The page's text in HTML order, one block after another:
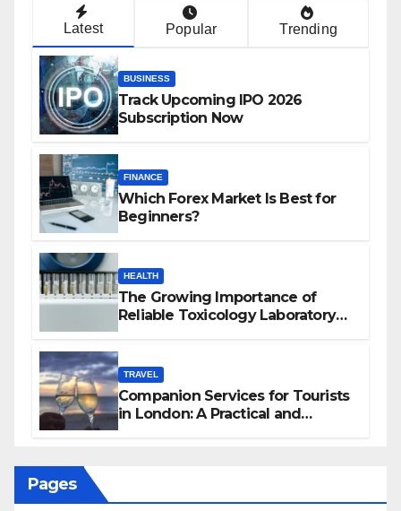
Latest Popular Trending
BUSINESS
Track Upcoming IPO 2026
Subscription Now
FINANCE
Which Forex Market Is Best for
Beginners?
HEALTH
The Growing Importance of
Reliable Toxicology Laboratory
TRAVEL
Companion Services for Tourists
in London: A Practical and
Pages